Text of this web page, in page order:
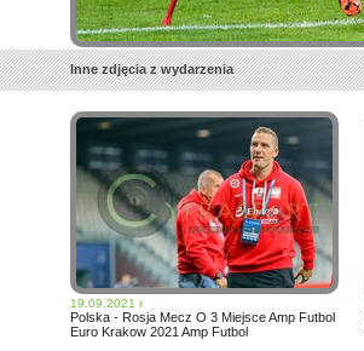
Inne zdjęcia z wydarzenia
19.09.2021 r
Polska - Rosja Mecz O 3 Miejsce Amp Futbol
Euro Krakow 2021 Amp Futbol